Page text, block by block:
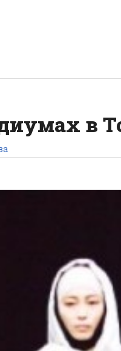
в